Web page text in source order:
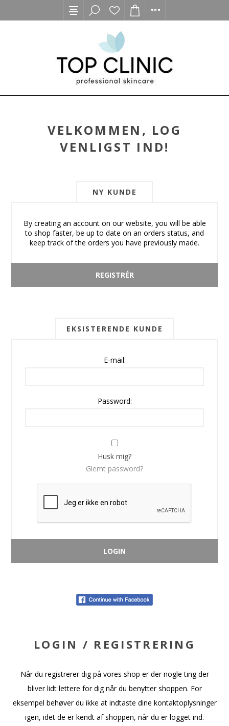
VELKOMMEN, LOG
VENLIGST IND!
NY KUNDE
By creating an account on our website, you will be able
to shop faster, be up to date on an orders status, and
keep track of the orders you have previously made.
EKSISTERENDE KUNDE
E-mail:
Password:
Husk mig?
Glemt password?
LOGIN / REGISTRERING
Når du registrerer dig på vores shop er der nogle ting der
bliver lidt lettere for dig når du benytter shoppen. For
eksempel behøver du ikke at indtaste dine kontaktoplysninger
igen, idet de er kendt af shoppen, når du er logget ind.